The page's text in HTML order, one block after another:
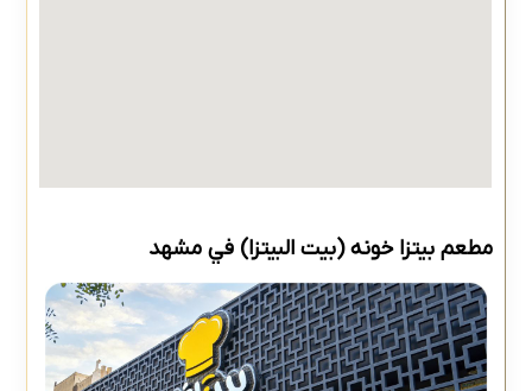
مطعم بيتزا خونه (بيت البيتزا) في مشهد